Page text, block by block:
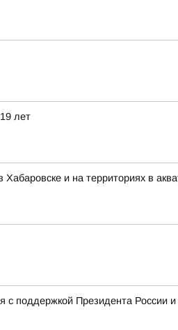
лет
и на территориях в
с поддержкой Президента